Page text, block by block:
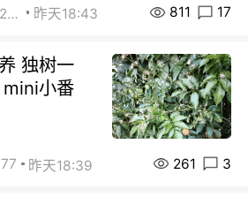
街友22482465 昨天18:43 811 17
独树一
mini小番
昨天18:39 261 3